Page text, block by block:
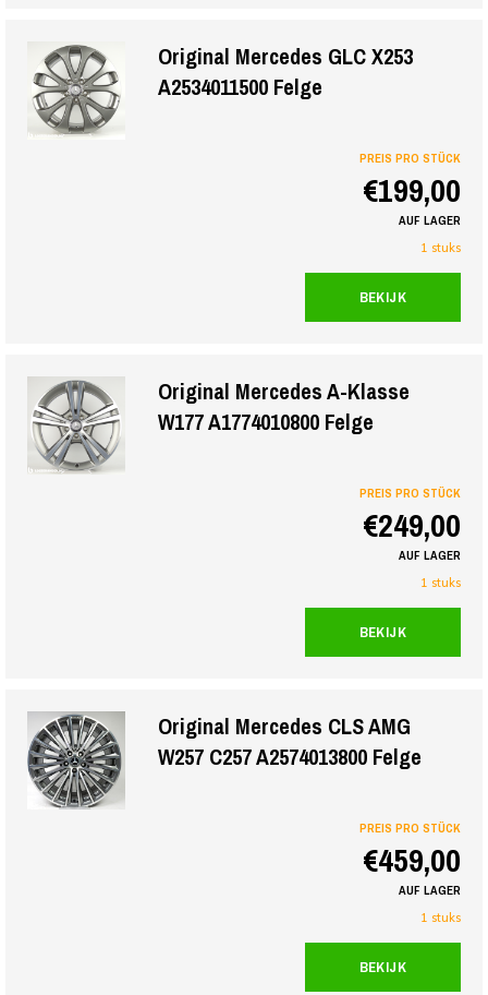
Original Mercedes GLC X253
A2534011500 Felge
PREIS PRO STÜCK
€199,00
AUF LAGER
1 stuks
BEKIJK
Original Mercedes A-Klasse
W177 A1774010800 Felge
PREIS PRO STÜCK
€249,00
AUF LAGER
1 stuks
BEKIJK
Original Mercedes CLS AMG
W257 C257 A2574013800 Felge
PREIS PRO STÜCK
€459,00
AUF LAGER
1 stuks
BEKIJK